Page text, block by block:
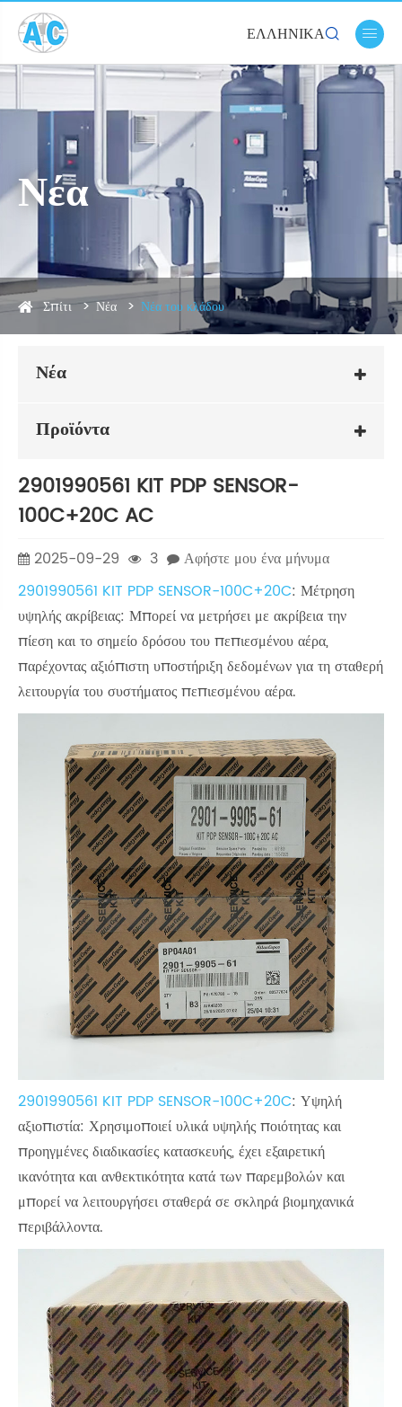
ΕΛΛΗΝΙΚΆ 
Νέα
Σπίτι Νέα Νέα του κλάδου
Νέα
Προϊόντα
2901990561 KIT PDP SENSOR-
100C+20C AC
2025-09-29 3
Αφήστε μου ένα μήνυμα
2901990561 KIT PDP SENSOR-100C+20C: Μέτρηση
υψηλής ακρίβειας: Μπορεί να μετρήσει με ακρίβεια την
πίεση και το σημείο δρόσου του πεπιεσμένου αέρα,
παρέχοντας αξιόπιστη υποστήριξη δεδομένων για τη σταθερή
λειτουργία του συστήματος πεπιεσμένου αέρα.
2901990561 KIT PDP SENSOR-100C+20C: Υψηλή
αξιοπιστία: Χρησιμοποιεί υλικά υψηλής ποιότητας και
προηγμένες διαδικασίες κατασκευής, έχει εξαιρετική
ικανότητα και ανθεκτικότητα κατά των παρεμβολών και
μπορεί να λειτουργήσει σταθερά σε σκληρά βιομηχανικά
περιβάλλοντα.